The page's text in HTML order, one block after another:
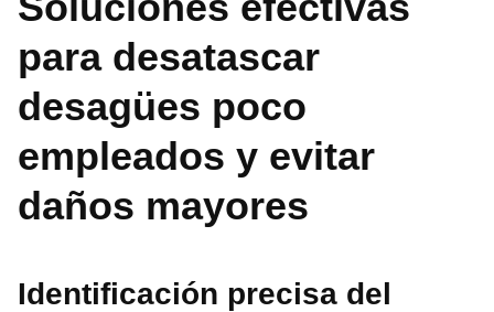
para desatascar
desagües poco
empleados y evitar
daños mayores
Identificación precisa del